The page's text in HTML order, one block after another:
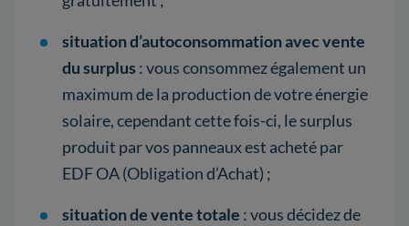
situation d’autoconsommation avec vente
du surplus : vous consommez également un
maximum de la production de votre énergie
solaire, cependant cette fois-ci, le surplus
produit par vos panneaux est acheté par
EDF OA (Obligation d’Achat) ;
situation de vente totale : vous décidez de